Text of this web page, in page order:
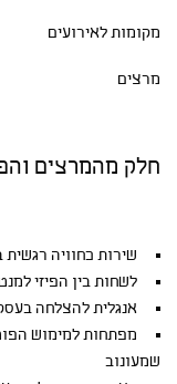
מקומות לאירועים
מרצים
חלק מהמרצים
שירות כחוויה רגשית
לשחות בין הפיזי
אנגלית להצלחה
מפתחות למימוש
שמעונוב